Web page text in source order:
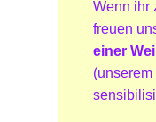
Wenn ihr
freuen
einer